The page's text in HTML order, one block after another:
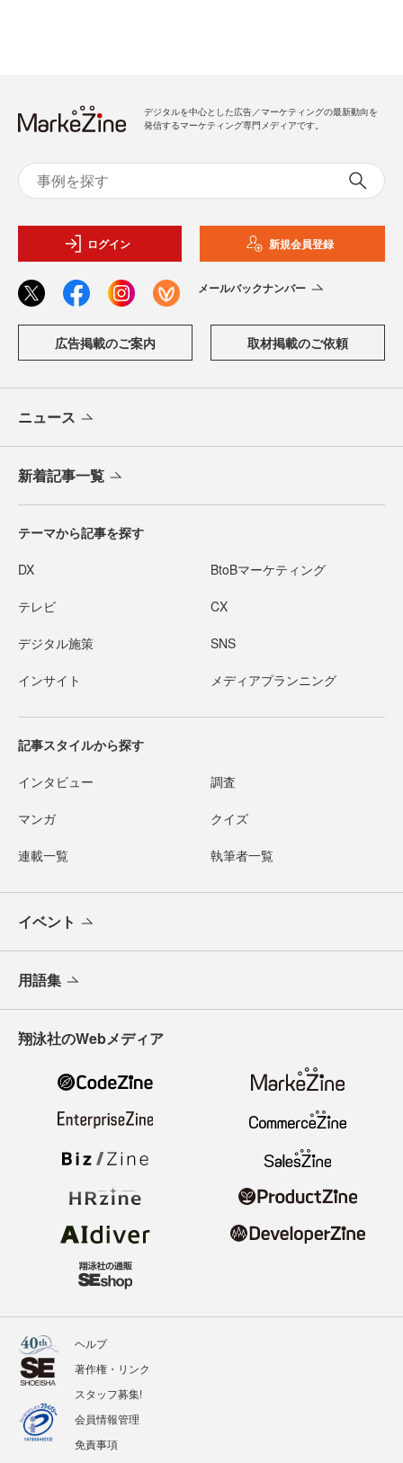
デジタルを中心とした広告／マーケティングの最新動向を
発信するマーケティング専門メディアです。
ログイン 新規会員登録
メールバックナンバー
広告掲載のご案内 取材掲載のご依頼
ニュース
新着記事一覧
テーマから記事を探す
DX BtoBマーケティング
テレビ CX
デジタル施策 SNS
インサイト メディアプランニング
記事スタイルから探す
インタビュー 調査
マンガ クイズ
連載一覧 執筆者一覧
イベント
用語集
翔泳社のWebメディア
ヘルプ
著作権・リンク
スタッフ募集!
会員情報管理
免責事項